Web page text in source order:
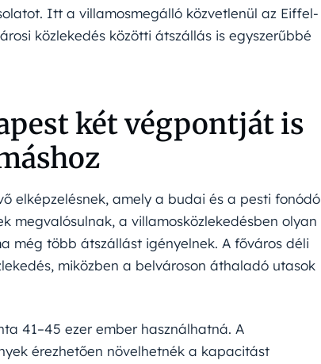
Itt a villamosmegálló közvetlenül az Eiffel-
közlekedés közötti átszállás is egyszerűbbé
két végpontját is
elképzelésnek, amely a budai és a pesti fonódó
megvalósulnak, a villamosközlekedésben olyan
még több átszállást igényelnek. A főváros déli
miközben a belvároson áthaladó utasok
41–45 ezer ember használhatná. A
érezhetően növelhetnék a kapacitást